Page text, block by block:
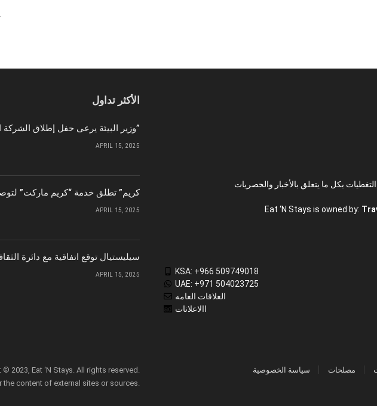
الأكثر تداول
وزير البيئة يرعى حفل إطلاق الشركة الوطنية لإمدادات الحبوب “سابل”
APRIL 15, 2025
“كريم” تطلق خدمة “كريم ماركت”
APRIL 15, 2025
سيليستيال توقع اتفاقية مع دائرة
APRIL 15, 2025
بكل ما يتعلق بالأخبار والحصريات
Eat ‘N Stays is owned by:
KSA: +966 509749018
UAE: +971 504023725
العلاقات العامه
االاعلانات
2023, Eat ‘N Stays. All rights reserved.
content of external sites or sources.
سياسة الخصوصية مصلحات